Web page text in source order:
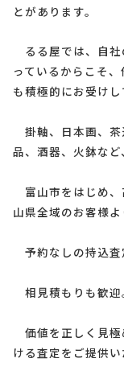
とがあります。
るる屋では、自社
っているからこそ
も積極的にお受けし
掛軸、日本画、茶
品、酒器、火鉢など
富山市をはじめ、
山県全域のお客様よ
予約なしの持込査
相見積もりも歓迎
価値を正しく見極
ける査定をご提供い